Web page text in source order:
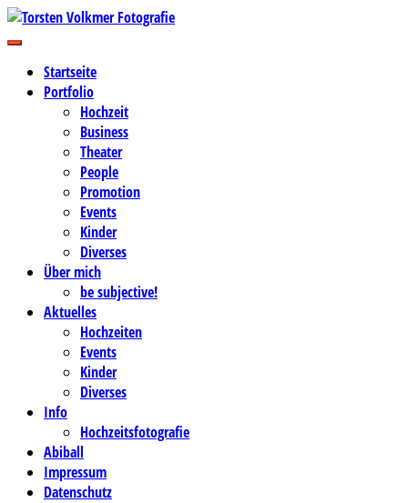
Zum
Inhalt
Torsten Volkmer Fotografie
Business-, Portrait- und Hochzeitsfotografie
Startseite
Portfolio
Hochzeit
Business
Theater
People
Promotion
Events
Kinder
Diverses
Über mich
be subjective!
Aktuelles
Hochzeiten
Events
Kinder
Diverses
Info
Hochzeitsfotografie
Abiball
Impressum
Datenschutz